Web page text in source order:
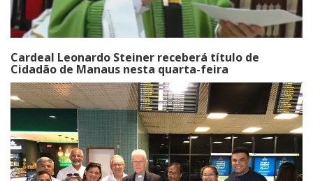
Cardeal Leonardo Steiner receberá título de
Cidadão de Manaus nesta quarta-feira